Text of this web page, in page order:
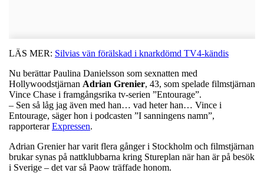
LÄS MER: Silvias vän förälskad i knarkdömd TV4-kändis
Nu berättar Paulina Danielsson som sexnatten med
Hollywoodstjärnan Adrian Grenier, 43, som spelade filmstjärnan
Vince Chase i framgångsrika tv-serien ”Entourage”.
– Sen så låg jag även med han… vad heter han… Vince i
Entourage, säger hon i podcasten ”I sanningens namn”,
rapporterarExpressen.
Adrian Grenier har varit flera gånger i Stockholm och filmstjärnan
brukar synas på nattklubbarna kring Stureplan när han är på besök
i Sverige – det var så Paow träffade honom.